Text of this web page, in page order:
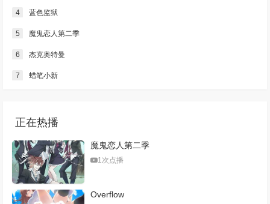
4 蓝色监狱
5 魔鬼恋人第二季
6 杰克奥特曼
7 蜡笔小新
正在热播
魔鬼恋人第二季
1次点播
Overflow